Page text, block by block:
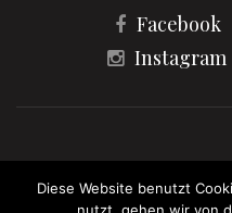
Facebook
Instagram
Diese Website benutzt